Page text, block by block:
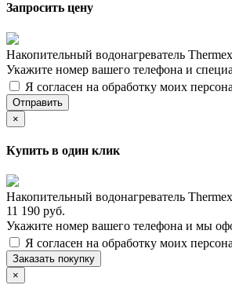
Запросить цену
Накопительный водонагреватель
Укажите номер вашего телефона и
Я согласен на обработку моих
Отправить
×
Купить в один клик
Накопительный водонагреватель
11 190 руб.
Укажите номер вашего телефона и мы
Я согласен на обработку моих
Заказать покупку
×